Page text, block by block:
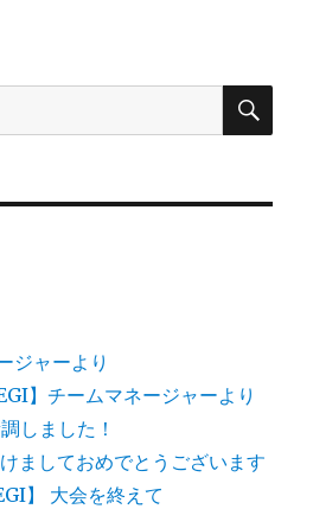
検
ジャーより
】チームマネージャーより
しました！
けましておめでとうございます
】 大会を終えて